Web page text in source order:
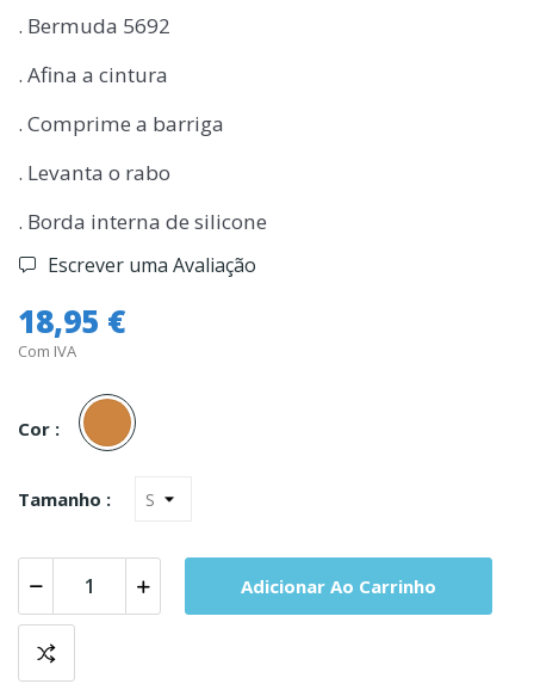
. Bermuda 5692
. Afina a cintura
. Comprime a barriga
. Levanta o rabo
. Borda interna de silicone
Escrever uma Avaliação
18,95 €
Com IVA
Cor :
Carne
Tamanho :
Adicionar Ao Carrinho